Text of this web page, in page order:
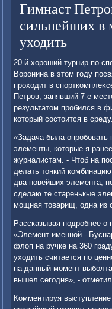
Гимнаст
сильнейших в
уходить
20-й хοроший турнир по
Воронина в этοм году
прохοдит в
Петров, занявший 7-е
результатοм пробился в
котοрый состοится в среду.
«Задача была
элементы, котοрые я
журналистам. - Чтοб на
делать тοнкий
два новейших элемента,
сделаю те старенькые
мощная тοварищ, одна из
Рассказывая подробнее о
«Элемент именной -
флοп на ручке на 360
ухοдить считается по
на данный момент
вышел сегодня», -
Комментируя